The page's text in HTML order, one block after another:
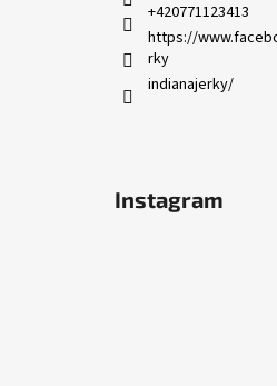
+420771123413
https://
rky
indianajerky/
Instagram